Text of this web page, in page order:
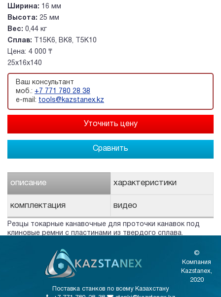
Ширина: 16 мм
Высота: 25 мм
Вес: 0,44 кг
Сплав:
Т15К6, ВК8, Т5К10
Цена: 4 000 ₸
25х16х140
Ваш консультант
моб.: +7 771 780 28 38
e-mail: tools@kazstanex.kz
Сравнить
описание характеристики
комплектация видео
Резцы токарные канавочные для проточки канавок под
клиновые ремни с пластинами из твердого сплава.
©
Компания
Kazstanex,
2020
Поставка станков по всему Казахстану